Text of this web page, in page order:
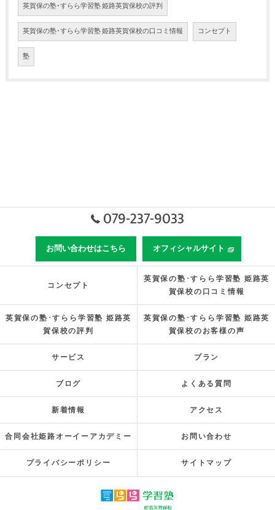
英賀保の塾･すらら学習塾 姫路英賀保校の評判
英賀保の塾･すらら学習塾 姫路英賀保校の口コミ情報 コンセプト
塾
079-237-9033
お問い合わせはこちら オフィシャルサイト
コンセプト
英賀保の塾･すらら学習塾 姫路英
賀保校の口コミ情報
英賀保の塾･すらら学習塾 姫路英
賀保校の評判
英賀保の塾･すらら学習塾 姫路英
賀保校のお客様の声
サービス プラン
ブログ よくある質問
新着情報 アクセス
合同会社姫路オーイーアカデミー お問い合わせ
プライバシーポリシー サイトマップ